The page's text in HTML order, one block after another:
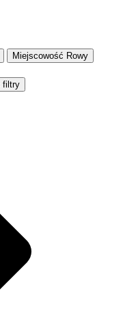
Miejscowość Rowy
filtry